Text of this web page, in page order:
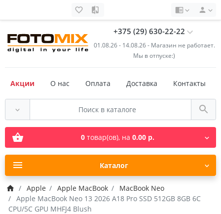
+375 (29) 630-22-22
01.08.26 - 14.08.26 - Магазин не работает.
Мы в отпуске:)
Акции О нас Оплата Доставка Контакты
0товар(ов), на 0.00 р.
Каталог
Apple Apple MacBook
MacBook Neo
Apple MacBook Neo 13 2026 A18 Pro SSD 512GB 8GB 6C
CPU/5C GPU MHFJ4 Blush